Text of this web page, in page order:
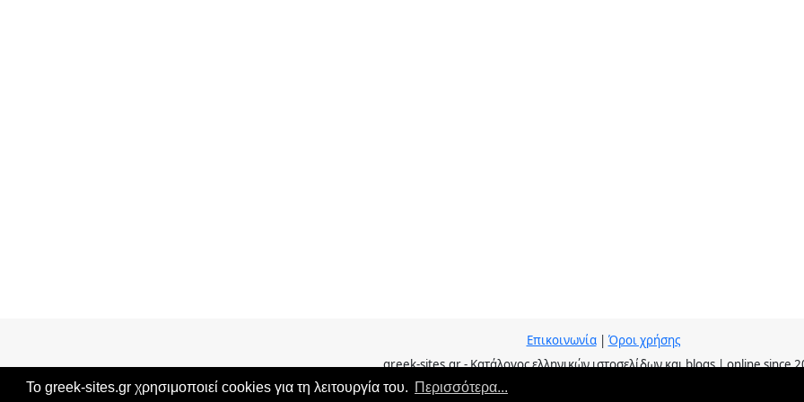
Το greek-sites.gr χρησιμοποιεί cookies για τη λειτουργία του. Περισσότερα...
Επικοινωνία| Όροι χρήσης
greek-sites.gr - Κατάλογος ελληνικών ιστοσελίδων και blogs | online since